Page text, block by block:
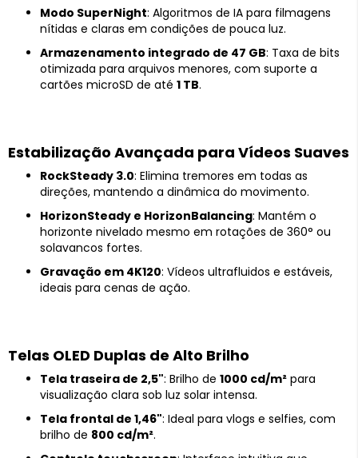
Modo SuperNight: Algoritmos de IA para filmagens
nítidas e claras em condições de pouca luz.
Armazenamento integrado de 47 GB: Taxa de bits
otimizada para arquivos menores, com suporte a
cartões microSD de até 1 TB.
Estabilização Avançada para Vídeos Suaves
RockSteady 3.0: Elimina tremores em todas as
direções, mantendo a dinâmica do movimento.
HorizonSteady e HorizonBalancing: Mantém o
horizonte nivelado mesmo em rotações de 360° ou
solavancos fortes.
Gravação em 4K120: Vídeos ultrafluidos e estáveis,
ideais para cenas de ação.
Telas OLED Duplas de Alto Brilho
Tela traseira de 2,5": Brilho de 1000 cd/m² para
visualização clara sob luz solar intensa.
Tela frontal de 1,46": Ideal para vlogs e selfies, com
brilho de 800 cd/m².